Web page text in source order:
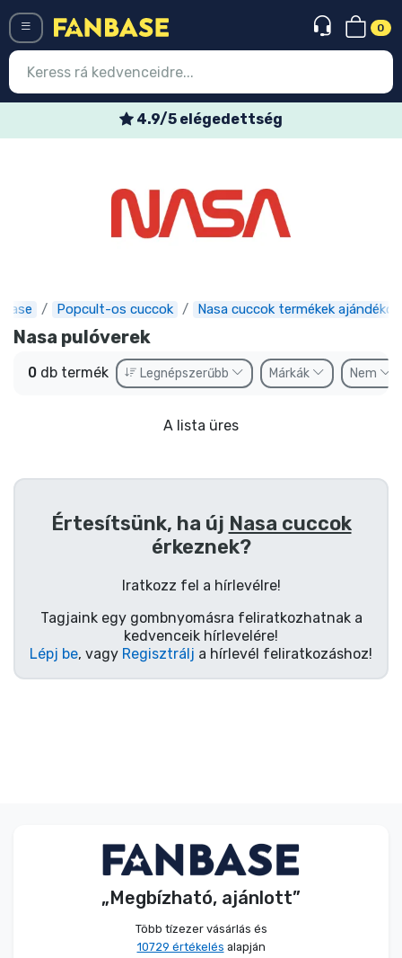
0
4.9/5 elégedettség
Popcult-os cuccok Nasa cuccok termékek ajándékok
Nasa pulóverek
0 db termék Legnépszerűbb Márkák Nem
A lista üres
Értesítsünk, ha új Nasa cuccok
érkeznek?
Iratkozz fel a hírlevélre!
Tagjaink egy gombnyomásra feliratkozhatnak a
kedvenceik hírlevelére!
Lépj be, vagy Regisztrálj a hírlevél feliratkozáshoz!
„Megbízható, ajánlott”
Több tízezer vásárlás és
10729 értékelés alapján
Legújabb cuccok
Előrendelhető cuccok
Outlet cuccok
Filmes cuccok
Animés cuccok
Terméktípusok